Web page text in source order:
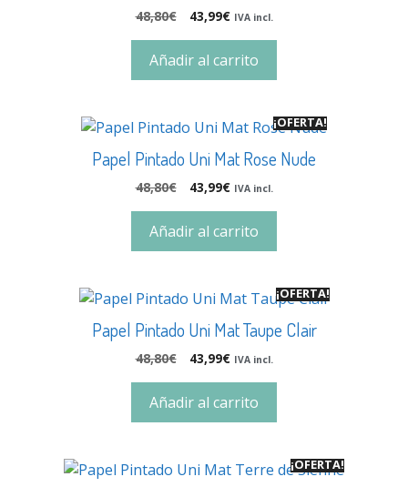
48,80€ 43,99€ IVA incl.
Añadir al carrito
¡OFERTA!
Papel Pintado Uni Mat Rose Nude
48,80€ 43,99€ IVA incl.
Añadir al carrito
¡OFERTA!
Papel Pintado Uni Mat Taupe Clair
48,80€ 43,99€ IVA incl.
Añadir al carrito
¡OFERTA!